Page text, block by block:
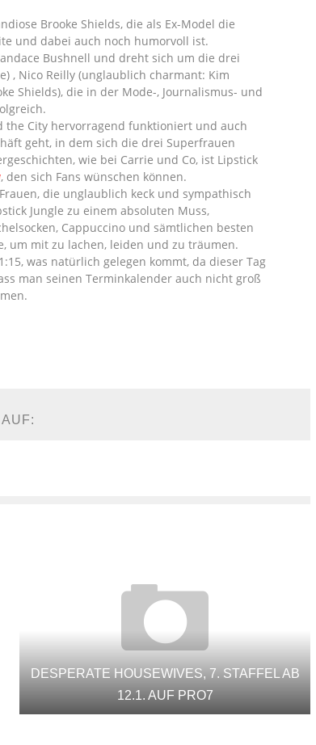
Brooke Shields, die als Ex-Model die
und dabei auch noch humorvoll ist.
Bushnell und dreht sich um die drei
, Nico Reilly (unglaublich charmant: Kim
Shields), die in der Mode-, Journalismus- und
the City hervorragend funktioniert und auch
geht, in dem sich die drei Superfrauen
wie bei Carrie und Co, ist Lipstick
, den sich Fans wünschen können.
die unglaublich keck und sympathisch
Jungle zu einem absoluten Muss,
Cappuccino und sämtlichen besten
um mit zu lachen, leiden und zu träumen.
was natürlich gelegen kommt, da dieser Tag
man seinen Terminkalender auch nicht groß
DESPERATE HOUSEWIVES, 7. STAFFEL AB
12.1. AUF PRO7